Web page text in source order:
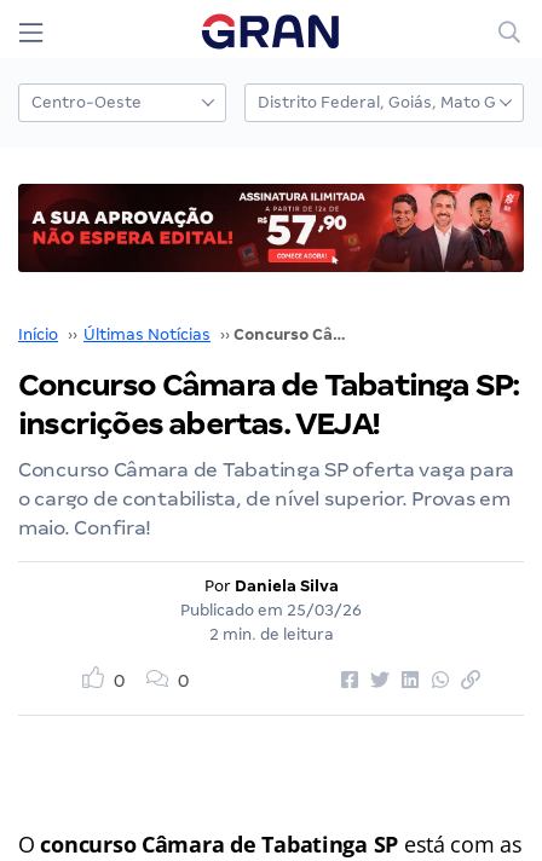
Início ›› Últimas Notícias ›› Concurso Câmara de Tabatinga SP: inscrições abertas. VEJA!
Concurso Câmara de Tabatinga SP:
inscrições abertas. VEJA!
Concurso Câmara de Tabatinga SP oferta vaga para
o cargo de contabilista, de nível superior. Provas em
maio. Confira!
Por Daniela Silva
Publicado em 25/03/26
2 min. de leitura
0 0
Oconcurso Câmara de Tabatinga SP está com as